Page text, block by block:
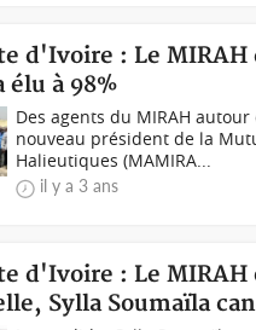
d'Ivoire : Le
élu à 98%
Des agents du MIRAH
nouveau président de la
Halieutiques (MAMIRA...
il y a 3 ans
d'Ivoire : Le MIRAH
Sylla Soumaïla